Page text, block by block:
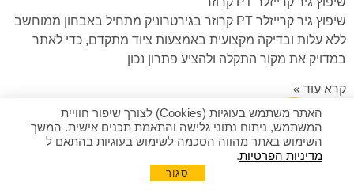
שיפוץ גיר קרייזלר PT קרוזר בגירטרוניק מתחיל באבחון ממוחשב
ללא עלות ובדיקה מקצועית באמצעות ציוד מתקדם, כדי לאתר
במדויק את מקור התקלה ולהציע פתרון נכון
קרא עוד »
שיפוץ גיר פורד פורד אקספלורר
שיפוץ גיר פורד פורד אקספלורר בגירטרוניק מתחיל באבחון
ממוחשב ללא עלות ובדיקה מקצועית באמצעות ציוד מתקדם, כדי
לאתר במדויק את מקור התקלה ולהציע פתרון נכון
האתר משתמש בעוגיות (Cookies) לצורך שיפור חוויית
המשתמש, ניתוח נתוני גלישה והתאמת תכנים אישית. המשך
השימוש באתר מהווה הסכמה לשימוש בעוגיות בהתאם ל
מדיניות הפרטיות.
סגור